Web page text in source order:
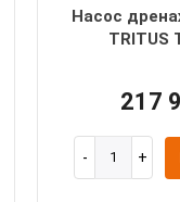
Насос
TRITUS
217